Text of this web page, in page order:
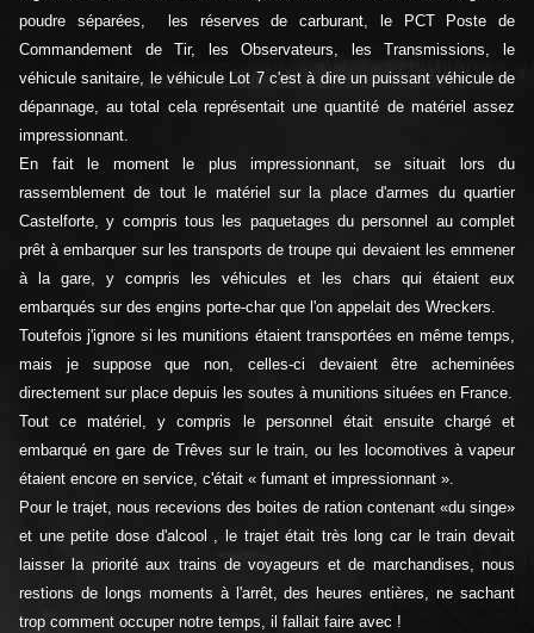
poudre séparées, les réserves de carburant, le PCT Poste de
Commandement de Tir, les Observateurs, les Transmissions, le
véhicule sanitaire, le véhicule Lot 7 c'est à dire un puissant véhicule de
dépannage, au total cela représentait une quantité de matériel assez
impressionnant.
En fait le moment le plus impressionnant, se situait lors du
rassemblement de tout le matériel sur la place d'armes du quartier
Castelforte, y compris tous les paquetages du personnel au complet
prêt à embarquer sur les transports de troupe qui devaient les emmener
à la gare, y compris les véhicules et les chars qui étaient eux
embarqués sur des engins porte-char que l'on appelait des Wreckers.
Toutefois j'ignore si les munitions étaient transportées en même temps,
mais je suppose que non, celles-ci devaient être acheminées
directement sur place depuis les soutes à munitions situées en France.
Tout ce matériel, y compris le personnel était ensuite chargé et
embarqué en gare de Trêves sur le train, ou les locomotives à vapeur
étaient encore en service, c'était « fumant et impressionnant ».
Pour le trajet, nous recevions des boites de ration contenant «du singe»
et une petite dose d'alcool , le trajet était très long car le train devait
laisser la priorité aux trains de voyageurs et de marchandises, nous
restions de longs moments à l'arrêt, des heures entières, ne sachant
trop comment occuper notre temps, il fallait faire avec !